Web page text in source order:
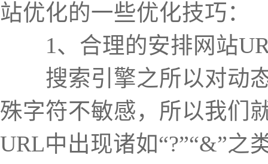
站优化的一些优化技巧：
1、合理的安排网站
搜索引擎之所以对动态
殊字符不敏感，所以我们
URL中出现诸如“?”“&”之